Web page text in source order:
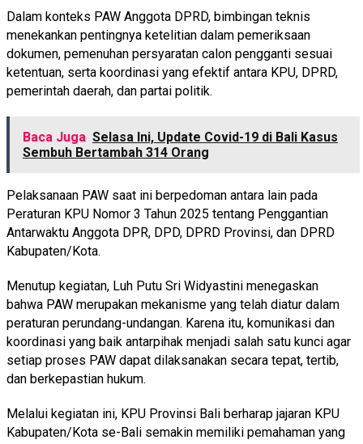
Dalam konteks PAW Anggota DPRD, bimbingan teknis
menekankan pentingnya ketelitian dalam pemeriksaan
dokumen, pemenuhan persyaratan calon pengganti sesuai
ketentuan, serta koordinasi yang efektif antara KPU, DPRD,
pemerintah daerah, dan partai politik.
Baca Juga Selasa Ini, Update Covid-19 di Bali Kasus
Sembuh Bertambah 314 Orang
Pelaksanaan PAW saat ini berpedoman antara lain pada
Peraturan KPU Nomor 3 Tahun 2025 tentang Penggantian
Antarwaktu Anggota DPR, DPD, DPRD Provinsi, dan DPRD
Kabupaten/Kota.
Menutup kegiatan, Luh Putu Sri Widyastini menegaskan
bahwa PAW merupakan mekanisme yang telah diatur dalam
peraturan perundang-undangan. Karena itu, komunikasi dan
koordinasi yang baik antarpihak menjadi salah satu kunci agar
setiap proses PAW dapat dilaksanakan secara tepat, tertib,
dan berkepastian hukum.
Melalui kegiatan ini, KPU Provinsi Bali berharap jajaran KPU
Kabupaten/Kota se-Bali semakin memiliki pemahaman yang